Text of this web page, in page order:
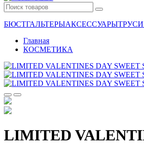
БЮСТГАЛЬТЕРЫАКСЕССУАРЫ
Главная
КОСМЕТИКА
LIMITED